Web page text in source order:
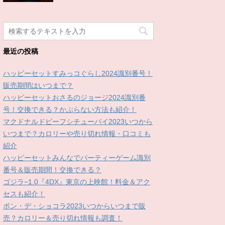
最近の投稿
ハッピーセットすみっコぐらし2024識別番号！
販売期間はいつまで？
ハッピーセットおさるのジョージ2024識別番
号！交換できる？かぶらない方法も紹介！
マクドナルドビーフシチューパイ2023いつから
いつまで？カロリーや売り切れ情報・口コミも
紹介
ハッピーセットみんなでパーティーゲーム識別
番号＆販売期間！交換できる？
ゴジラ−1.0『4DX』東京の上映館！料金＆アク
セスも紹介！
ポン・デ・ショコラ2023いつからいつまで販
売？カロリー＆売り切れ情報も調査！